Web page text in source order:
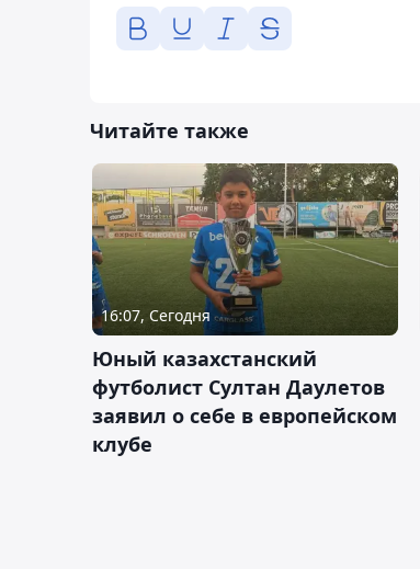
Читайте также
16:07, Сегодня
Юный казахстанский
футболист Султан Даулетов
заявил о себе в европейском
клубе